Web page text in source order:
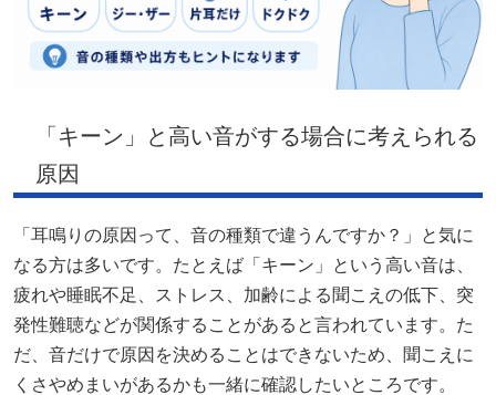
「キーン」と高い音がする場合に考えられる
原因
「耳鳴りの原因って、音の種類で違うんですか？」と気に
なる方は多いです。たとえば「キーン」という高い音は、
疲れや睡眠不足、ストレス、加齢による聞こえの低下、突
発性難聴などが関係することがあると言われています。た
だ、音だけで原因を決めることはできないため、聞こえに
くさやめまいがあるかも一緒に確認したいところです。